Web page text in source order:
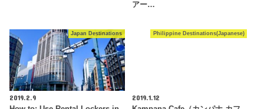
アー…
Japan Destinations
2019.2.9
Philippine Destinations(Japanese)
2019.1.12